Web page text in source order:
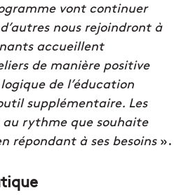
vont continuer
nous rejoindront à
accueillent
de manière positive
de l’éducation
supplémentaire. Les
au rythme que souhaite
répondant à ses besoins».